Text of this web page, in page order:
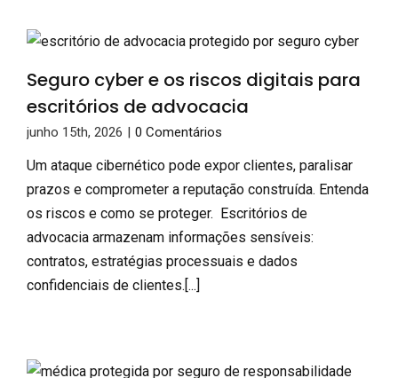
Seguro cyber e os riscos digitais para
escritórios de advocacia
junho 15th, 2026 | 0 Comentários
Um ataque cibernético pode expor clientes, paralisar
prazos e comprometer a reputação construída. Entenda
os riscos e como se proteger. Escritórios de
advocacia armazenam informações sensíveis:
contratos, estratégias processuais e dados
confidenciais de clientes.[...]